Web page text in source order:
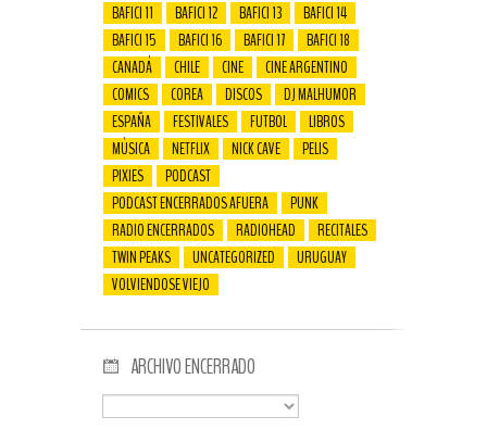
BAFICI 11
BAFICI 12 BAFICI 13
BAFICI 14
BAFICI 15
BAFICI 16 BAFICI 17
BAFICI 18
CANADÁ
CHILE CINE
CINE ARGENTINO
COMICS
COREA DISCOS
DJ MALHUMOR
ESPAÑA
FESTIVALES FUTBOL
LIBROS
MÚSICA
NETFLIX NICK CAVE
PELIS
PIXIES
PODCAST
PODCAST ENCERRADOS AFUERA
PUNK
RADIO ENCERRADOS
RADIOHEAD
RECITALES
TWIN PEAKS
UNCATEGORIZED
URUGUAY
VOLVIENDOSE VIEJO
ARCHIVO ENCERRADO